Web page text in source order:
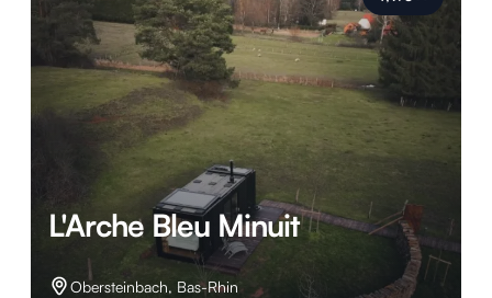
L'Arche Bleu Minuit
Obersteinbach, Bas-Rhin